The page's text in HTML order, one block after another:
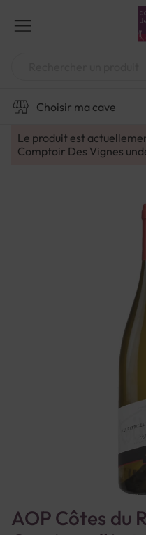
contenu
Choisir ma cave
Le produit est
Comptoir Des Vignes
AOP Côtes du